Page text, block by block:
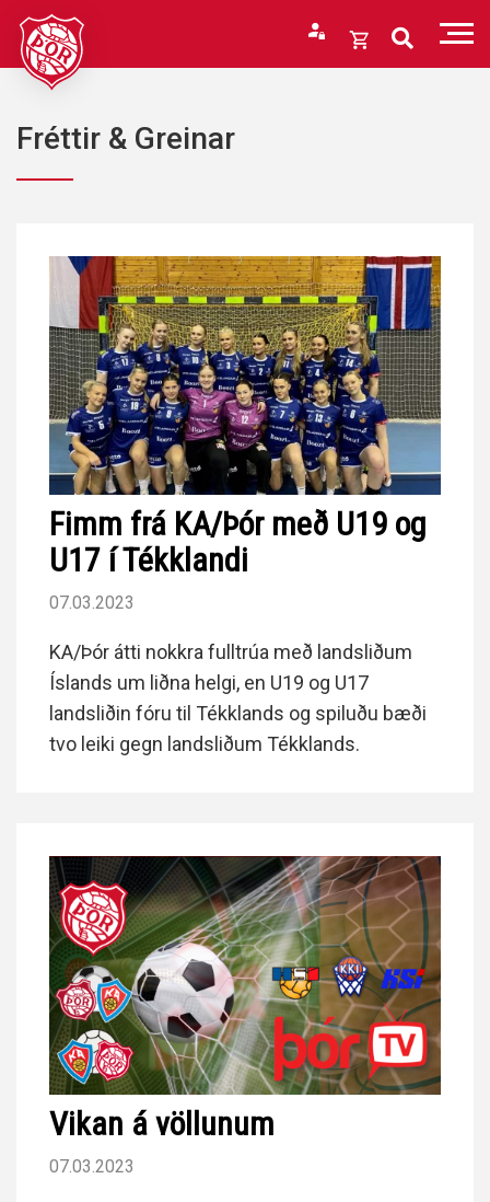
Fara
efni
Opna
Karfan þín
Fréttir & Greinar
Fimm frá KA/Þór með U19 og
U17 í Tékklandi
07.03.2023
KA/Þór átti nokkra fulltrúa með landsliðum
Íslands um liðna helgi, en U19 og U17
landsliðin fóru til Tékklands og spiluðu bæði
tvo leiki gegn landsliðum Tékklands.
Vikan á völlunum
07.03.2023